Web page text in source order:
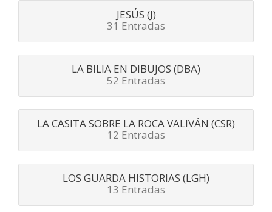
JESÚS (J)
31 Entradas
LA BILIA EN DIBUJOS (DBA)
52 Entradas
LA CASITA SOBRE LA ROCA VALIVÁN (CSR)
12 Entradas
LOS GUARDA HISTORIAS (LGH)
13 Entradas